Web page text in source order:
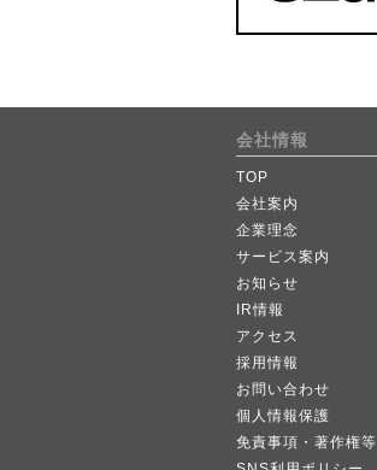
会社情報
TOP
会社案内
企業理念
サービス案内
お知らせ
IR情報
アクセス
採用情報
お問い合わせ
個人情報保護
免責事項・著作権等